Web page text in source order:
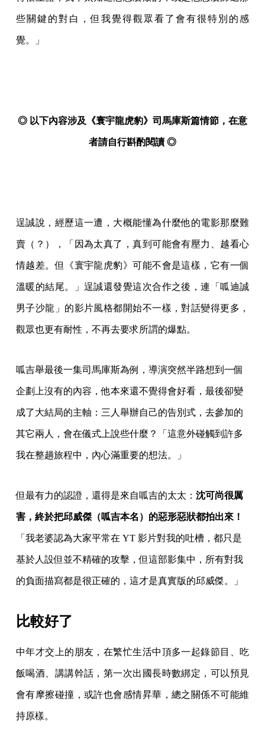
些關鍵的對白，但我覺得觀眾看了會有很特別的感
覺。」
◎ 以下內容涉及《寰宇龍虎豹》司馬庫斯篇情節，在意
者請自行斟酌閱讀 ◎
逞誠說，經歷這一遭，大概能懂為什麼他的電影那麼難
賣（？），「因為太真了，真到可能會有壓力、越看心
情越差。但《寰宇龍虎豹》可能不會是這樣，它有一個
溫暖的結尾。」逞誠還發覺這次合作之後，連「呱迪誠
男子沙龍」的影片風格都開始不一樣，對話變得更多，
觀眾也更有耐性，不再去要求所謂的爆點。
呱吉舉最後一集司馬庫斯為例，導演突然半路想到一個
企劃上沒有的內容，他本來還不覺得會好看，最後卻變
成了大結局的主軸：三人舉辦自己的告別式，去參加的
其它兩人，會在儀式上說些什麼？「這意外碰觸到許多
我在整趟旅程中，內心滿重要的想法。」
但最有力的認證，還得是來自呱吉的太太： 沈可尚很厲
害，終於把邱威傑（呱吉本名）的惡形惡狀都拍出來！
「我老婆認為大家平常在 YT 影片對我的吐槽，都只是
基於人設但並不精確的攻擊，但這部影集中，所有對我
的負面描寫都是很正確的，這才是真實版的邱威傑。」
比較好了
中年才交上的朋友，在繁忙生活中頂多一起錄節目、吃
飯喝酒、講講幹話，第一次出國長時數綁定，可以預見
會有摩擦碰撞，或許也會感情昇華，總之關係不可能維
持原樣。